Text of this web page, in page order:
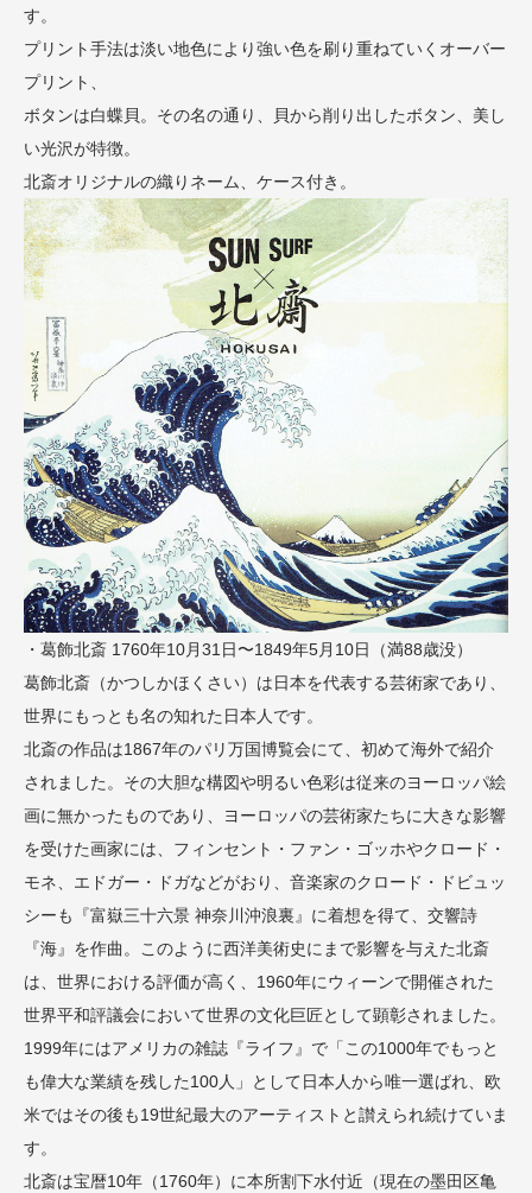
す。
プリント手法は淡い地色により強い色を刷り重ねていくオーバー
プリント、
ボタンは白蝶貝。その名の通り、貝から削り出したボタン、美し
い光沢が特徴。
北斎オリジナルの織りネーム、ケース付き。
・葛飾北斎 1760年10月31日〜1849年5月10日（満88歳没）
葛飾北斎（かつしかほくさい）は日本を代表する芸術家であり、
世界にもっとも名の知れた日本人です。
北斎の作品は1867年のパリ万国博覧会にて、初めて海外で紹介
されました。その大胆な構図や明るい色彩は従来のヨーロッパ絵
画に無かったものであり、ヨーロッパの芸術家たちに大きな影響
を受けた画家には、フィンセント・ファン・ゴッホやクロード・
モネ、エドガー・ドガなどがおり、音楽家のクロード・ドビュッ
シーも『富嶽三十六景 神奈川沖浪裏』に着想を得て、交響詩
『海』を作曲。このように西洋美術史にまで影響を与えた北斎
は、世界における評価が高く、1960年にウィーンで開催された
世界平和評議会において世界の文化巨匠として顕彰されました。
1999年にはアメリカの雑誌『ライフ』で「この1000年でもっと
も偉大な業績を残した100人」として日本人から唯一選ばれ、欧
米ではその後も19世紀最大のアーティストと讃えられ続けていま
す。
北斎は宝暦10年（1760年）に本所割下水付近（現在の墨田区亀